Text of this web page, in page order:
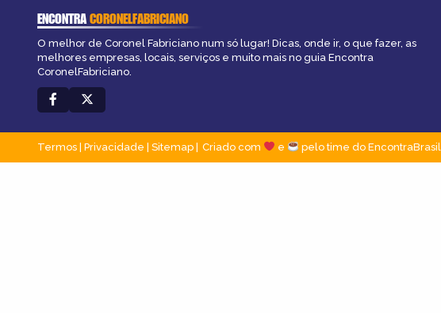
ENCONTRACORONELFABRICIANO
O melhor de Coronel Fabriciano num só lugar! Dicas, onde ir, o que fazer, as
melhores empresas, locais, serviços e muito mais no guia Encontra
CoronelFabriciano.
Termos | Privacidade | Sitemap Criado com e pelo time do EncontraBrasil